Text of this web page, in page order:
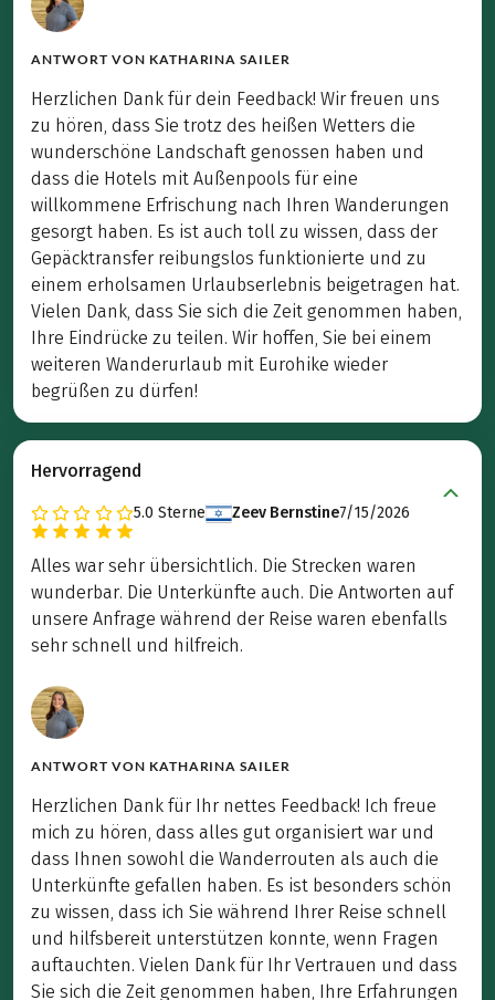
ANTWORT VON KATHARINA SAILER
Herzlichen Dank für dein Feedback! Wir freuen uns
zu hören, dass Sie trotz des heißen Wetters die
wunderschöne Landschaft genossen haben und
dass die Hotels mit Außenpools für eine
willkommene Erfrischung nach Ihren Wanderungen
gesorgt haben. Es ist auch toll zu wissen, dass der
Gepäcktransfer reibungslos funktionierte und zu
einem erholsamen Urlaubserlebnis beigetragen hat.
Vielen Dank, dass Sie sich die Zeit genommen haben,
Ihre Eindrücke zu teilen. Wir hoffen, Sie bei einem
weiteren Wanderurlaub mit Eurohike wieder
begrüßen zu dürfen!
Hervorragend
5.0 Sterne Zeev Bernstine7/15/2026
Alles war sehr übersichtlich. Die Strecken waren
wunderbar. Die Unterkünfte auch. Die Antworten auf
unsere Anfrage während der Reise waren ebenfalls
sehr schnell und hilfreich.
ANTWORT VON KATHARINA SAILER
Herzlichen Dank für Ihr nettes Feedback! Ich freue
mich zu hören, dass alles gut organisiert war und
dass Ihnen sowohl die Wanderrouten als auch die
Unterkünfte gefallen haben. Es ist besonders schön
zu wissen, dass ich Sie während Ihrer Reise schnell
und hilfsbereit unterstützen konnte, wenn Fragen
auftauchten. Vielen Dank für Ihr Vertrauen und dass
Sie sich die Zeit genommen haben, Ihre Erfahrungen